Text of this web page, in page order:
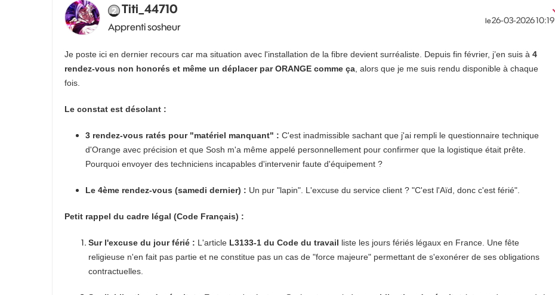
Titi_44710
Apprenti sosheur
le‎26-03-202610:19
Je poste ici en dernier recours car ma situation avec l'installation de la fibre devient surréaliste. Depuis fin février, j’en suis à 4
rendez-vous non honorés et même un déplacer par ORANGE comme ça , alors que je me suis rendu disponible à chaque
fois.
Le constat est désolant :
3 rendez-vous ratés pour "matériel manquant" : C'est inadmissible sachant que j'ai rempli le questionnaire technique
d'Orange avec précision et que Sosh m'a même appelé personnellement pour confirmer que la logistique était prête.
Pourquoi envoyer des techniciens incapables d'intervenir faute d'équipement ?
Le 4ème rendez-vous (samedi dernier) : Un pur "lapin". L'excuse du service client ? "C'est l'Aïd, donc c'est férié".
Petit rappel du cadre légal (Code Français) :
Sur l'excuse du jour férié : L'article L3133-1 du Code du travail liste les jours fériés légaux en France. Une fête
religieuse n'en fait pas partie et ne constitue pas un cas de "force majeure" permettant de s'exonérer de ses obligations
contractuelles.